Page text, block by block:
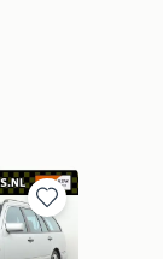
Bewaren
in